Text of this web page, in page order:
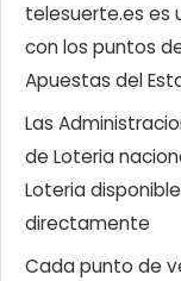
telesuerte.es es
con los puntos
Apuestas del
Las
de Loteria
Loteria
directamente
Cada punto de